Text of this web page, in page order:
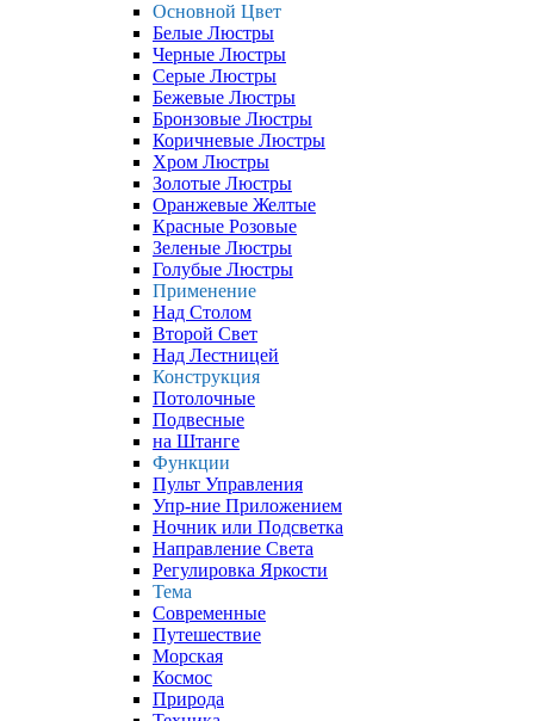
Основной Цвет
Белые Люстры
Черные Люстры
Серые Люстры
Бежевые Люстры
Бронзовые Люстры
Коричневые Люстры
Хром Люстры
Золотые Люстры
Оранжевые Желтые
Красные Розовые
Зеленые Люстры
Голубые Люстры
Применение
Над Столом
Второй Свет
Над Лестницей
Конструкция
Потолочные
Подвесные
на Штанге
Функции
Пульт Управления
Упр-ние Приложением
Ночник или Подсветка
Направление Света
Регулировка Яркости
Тема
Современные
Путешествие
Морская
Космос
Природа